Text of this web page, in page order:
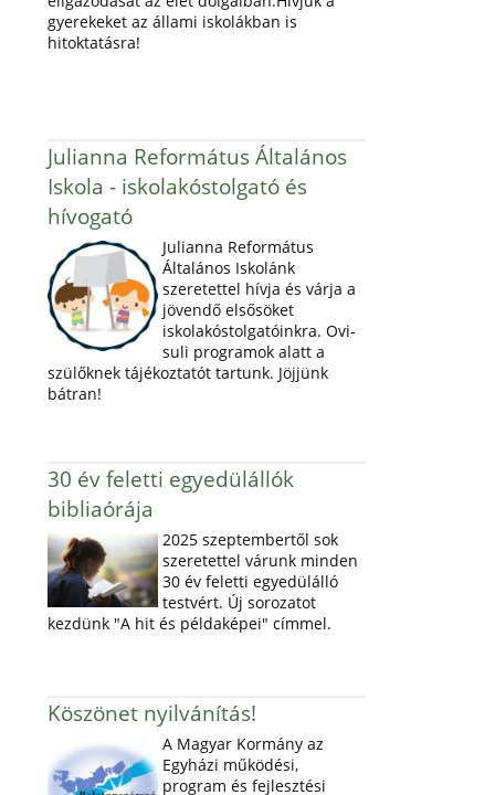
gyerekeket az állami iskolákban is
hitoktatásra!
Julianna Református Általános
Iskola - iskolakóstolgató és
hívogató
Julianna Református
Általános Iskolánk
szeretettel hívja és várja a
jövendő elsősöket
iskolakóstolgatóinkra. Ovi-
suli programok alatt a
szülőknek tájékoztatót tartunk. Jöjjünk
bátran!
30 év feletti egyedülállók
bibliaórája
2025 szeptembertől sok
szeretettel várunk minden
30 év feletti egyedülálló
testvért. Új sorozatot
kezdünk "A hit és példaképei" címmel.
Köszönet nyilvánítás!
A Magyar Kormány az
Egyházi működési,
program és fejlesztési